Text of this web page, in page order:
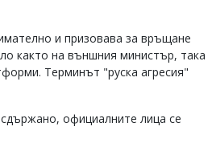
и призовава за връщане
както на външния министър, така
Терминът "руска агресия"
официалните лица се